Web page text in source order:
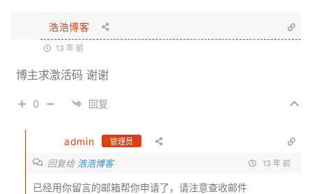
浩浩博客
13 年 前
博主求激活码 谢谢
0 回复
admin 管理员
回复给 浩浩博客 13 年 前
已经用你留言的邮箱帮你申请了，请注意查收邮件